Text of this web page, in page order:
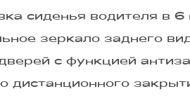
сиденья водителя в 6
зеркало заднего
с функцией
дистанционного